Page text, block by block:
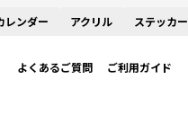
レンダー アクリル ステッカー
よくあるご質問 ご利用ガイド